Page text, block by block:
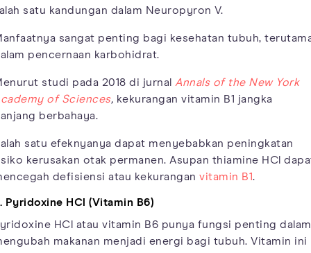
satu kandungan dalam Neuropyron V.
sangat penting bagi kesehatan tubuh,
pencernaan karbohidrat.
studi pada 2018 di jurnal Annals of the New York
of Sciences, kekurangan vitamin B1 jangka
berbahaya.
satu efeknyanya dapat menyebabkan peningkatan
kerusakan otak permanen. Asupan thiamine HCl
defisiensi atau kekurangan vitamin B1.
Pyridoxine HCl (Vitamin B6)
HCl atau vitamin B6 punya fungsi penting dalam
makanan menjadi energi bagi tubuh. Vitamin ini